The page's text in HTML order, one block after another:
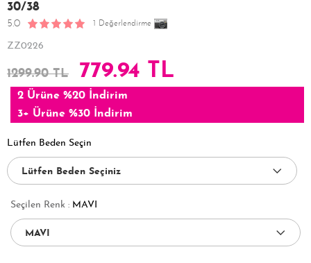
30/38
5.0 1 Değerlendirme
ZZ0226
1299.90 TL 779.94 TL
2 Ürüne %20 İndirim
3+ Ürüne %30 İndirim
Lütfen Beden Seçin
Seçilen Renk : MAVI